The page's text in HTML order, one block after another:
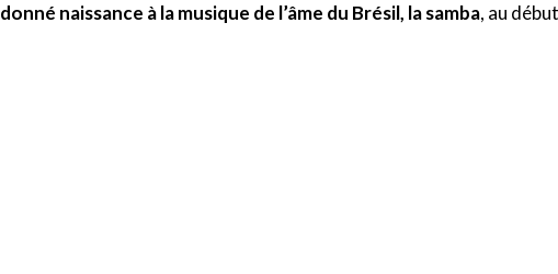
donné naissance à la musique de l’âme du Brésil, la samba, au